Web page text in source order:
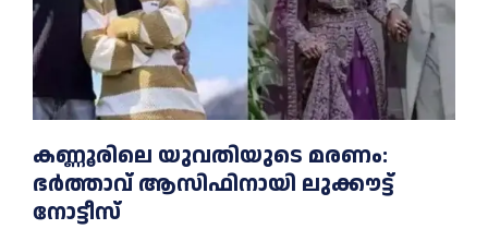
കണ്ണൂരിലെ യുവതിയുടെ മരണം:
ഭര്‍ത്താവ് ആസിഫിനായി ലുക്കൗട്ട്
നോട്ടീസ്